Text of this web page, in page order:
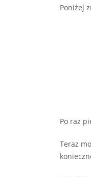
Poniżej
Po raz
Teraz